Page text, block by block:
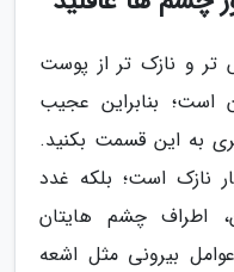
و نازک تر از پوست
بنابراین عجیب
به این قسمت بکنید.
نازک است؛ بلکه غدد
اطراف چشم هایتان
بیرونی مثل اشعه